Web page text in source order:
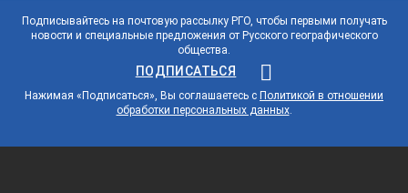
Подписывайтесь на почтовую рассылку РГО, чтобы первыми получать
новости и специальные предложения от Русского географического
общества.
ПОДПИСАТЬСЯ
Нажимая «Подписаться», Вы соглашаетесь с Политикой в отношении
обработки персональных данных.